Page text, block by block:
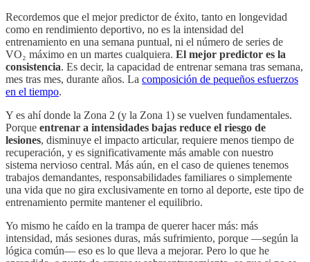
Recordemos que el mejor predictor de éxito, tanto en longevidad
como en rendimiento deportivo, no es la intensidad del
entrenamiento en una semana puntual, ni el número de series de
VO₂ máximo en un martes cualquiera. El mejor predictor es la
consistencia. Es decir, la capacidad de entrenar semana tras semana,
mes tras mes, durante años. La composición de pequeños esfuerzos
en el tiempo.
Y es ahí donde la Zona 2 (y la Zona 1) se vuelven fundamentales.
Porque entrenar a intensidades bajas reduce el riesgo de
lesiones, disminuye el impacto articular, requiere menos tiempo de
recuperación, y es significativamente más amable con nuestro
sistema nervioso central. Más aún, en el caso de quienes tenemos
trabajos demandantes, responsabilidades familiares o simplemente
una vida que no gira exclusivamente en torno al deporte, este tipo de
entrenamiento permite mantener el equilibrio.
Yo mismo he caído en la trampa de querer hacer más: más
intensidad, más sesiones duras, más sufrimiento, porque —según la
lógica común— eso es lo que lleva a mejorar. Pero lo que he